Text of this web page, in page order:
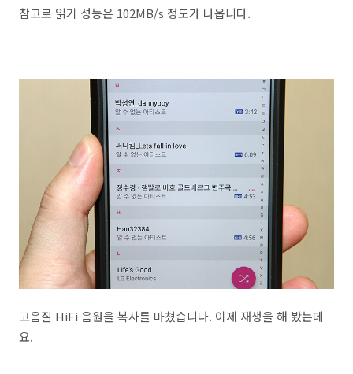
참고로 읽기 성능은 102MB/s 정도가 나옵니다.
고음질 HiFi 음원을 복사를 마쳤습니다. 이제 재생을 해 봤는데
요.